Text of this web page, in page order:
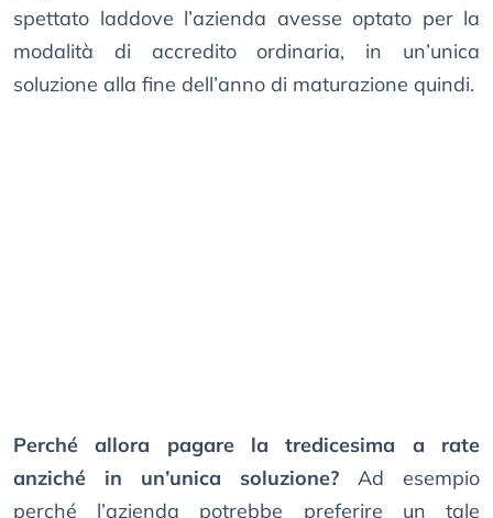
spettato laddove l’azienda avesse optato per la
modalità di accredito ordinaria, in un’unica
soluzione alla fine dell’anno di maturazione quindi.
Perché allora pagare la tredicesima a rate
anziché in un’unica soluzione? Ad esempio
perché l’azienda potrebbe preferire un tale